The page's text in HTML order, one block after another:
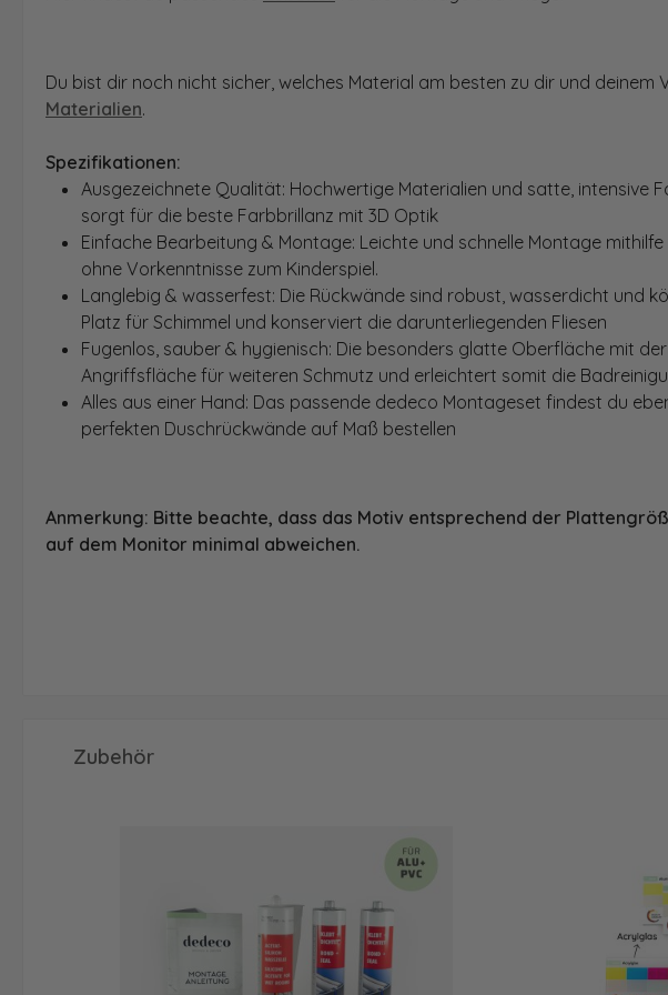
Du bist dir noch nicht sicher, welches Material am besten zu dir und
Materialien.
Spezifikationen:
Ausgezeichnete Qualität: Hochwertige Materialien und satte, intensive
sorgt für die beste Farbbrillanz mit 3D Optik
Einfache Bearbeitung & Montage: Leichte und schnelle Montage
ohne Vorkenntnisse zum Kinderspiel.
Langlebig & wasserfest: Die Rückwände sind robust, wasserdicht und
Platz für Schimmel und konserviert die darunterliegenden Fliesen
Fugenlos, sauber & hygienisch: Die besonders glatte Oberfläche mit
Angriffsfläche für weiteren Schmutz und erleichtert somit die
Alles aus einer Hand: Das passende dedeco Montageset findest du
perfekten Duschrückwände auf Maß bestellen
Anmerkung: Bitte beachte, dass das Motiv entsprechend der
auf dem Monitor minimal abweichen.
Produktgalerie überspringen
Zubehör